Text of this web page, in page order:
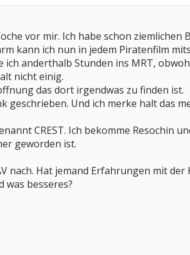
vor mir. Ich habe schon ziemlichen
kann ich nun in jedem Piratenfilm
anderthalb Stunden ins MRT,
nicht einig.
das dort irgendwas zu finden ist.
geschrieben. Und ich merke halt das
CREST. Ich bekomme Resochin
geworden ist.
nach. Hat jemand Erfahrungen mit
was besseres?